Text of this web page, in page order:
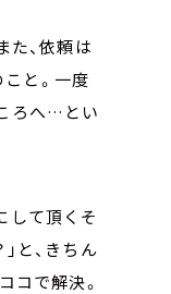
た、依頼は
こと。一度
ろへ…とい
して頂くそ
と、きちん
コで解決。